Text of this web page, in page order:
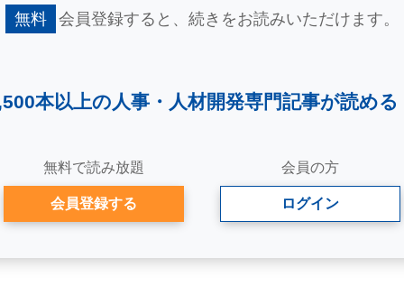
無料
会員登録すると、 続きをお読みいただけます。
本以上の人事・ 人材開発専門記事が読める
無料で読み放題
会員登録する
会員の方
ログイン